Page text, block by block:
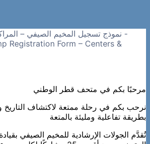
نموذج تسجيل المخيم الصيفي –
Registration Form – Centers &
مرحبًا بكم في متحف قطر الوطني
نرحب بكم في رحلة ممتعة لاكتشاف التاريخ
بطريقة تفاعلية ومليئة بالمتعة
تُقدَّم الجولات الإرشادية للمخيم الصيفي